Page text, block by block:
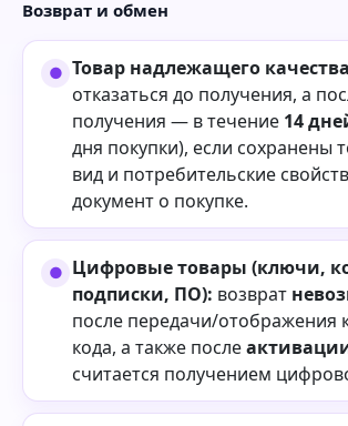
Возврат и обмен
Товар надлежащего
отказаться до получения, а
получения — в течение 14
дня покупки), если сохранены
вид и потребительские
документ о покупке.
Цифровые товары (ключи,
подписки, ПО): возврат
после передачи/отображения
кода, а также после
считается получением